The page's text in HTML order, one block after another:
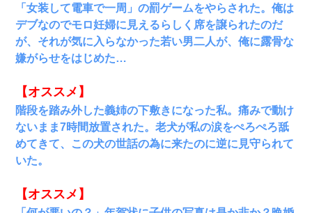
「女装して電車で一周」の罰ゲームをやらされた。俺は
デブなのでモロ妊婦に見えるらしく席を譲られたのだ
が、それが気に入らなかった若い男二人が、俺に露骨な
嫌がらせをはじめた…
【オススメ】
階段を踏み外した義姉の下敷きになった私。痛みで動け
ないまま7時間放置された。老犬が私の涙をぺろぺろ舐
めてきて、この犬の世話の為に来たのに逆に見守られて
いた。
【オススメ】